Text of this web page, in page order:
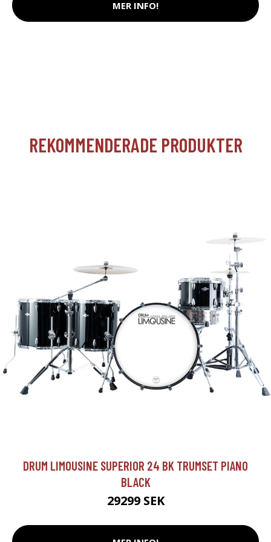
MER INFO!
REKOMMENDERADE PRODUKTER
DRUM LIMOUSINE SUPERIOR 24 BK TRUMSET PIANO
BLACK
29299 SEK